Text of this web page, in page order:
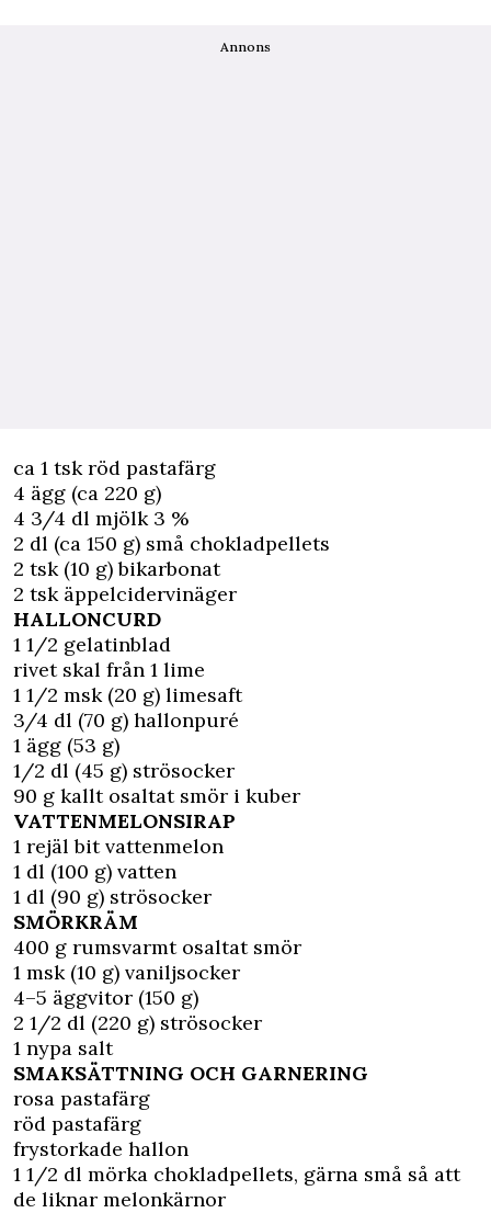
Annons
ca 1 tsk röd pastafärg
4 ägg (ca 220 g)
4 3/4 dl mjölk 3 %
2 dl (ca 150 g) små chokladpellets
2 tsk (10 g) bikarbonat
2 tsk äppelcidervinäger
HALLONCURD
1 1/2 gelatinblad
rivet skal från 1 lime
1 1/2 msk (20 g) limesaft
3/4 dl (70 g) hallonpuré
1 ägg (53 g)
1/2 dl (45 g) strösocker
90 g kallt osaltat smör i kuber
VATTENMELONSIRAP
1 rejäl bit vattenmelon
1 dl (100 g) vatten
1 dl (90 g) strösocker
SMÖRKRÄM
400 g rumsvarmt osaltat smör
1 msk (10 g) vaniljsocker
4–5 äggvitor (150 g)
2 1/2 dl (220 g) strösocker
1 nypa salt
SMAKSÄTTNING OCH GARNERING
rosa pastafärg
röd pastafärg
frystorkade hallon
1 1/2 dl mörka chokladpellets, gärna små så att
de liknar melonkärnor